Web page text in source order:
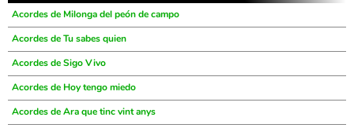
Acordes de Milonga del peón de campo
Acordes de Tu sabes quien
Acordes de Sigo Vivo
Acordes de Hoy tengo miedo
Acordes de Ara que tinc vint anys